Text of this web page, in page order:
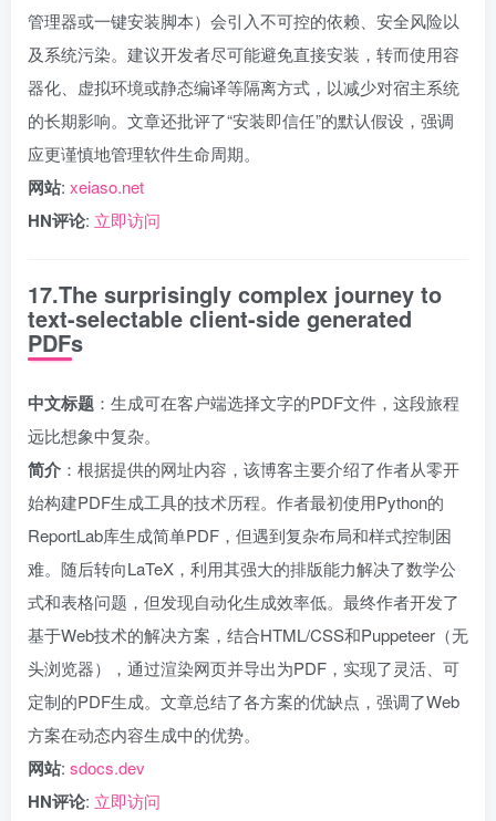
管理器或一键安装脚本）会引入不可控的依赖、安全风险以
及系统污染。建议开发者尽可能避免直接安装，转而使用容
器化、虚拟环境或静态编译等隔离方式，以减少对宿主系统
的长期影响。文章还批评了“安装即信任”的默认假设，强调
应更谨慎地管理软件生命周期。
网站: xeiaso.net
HN评论: 立即访问
17.The surprisingly complex journey to
text-selectable client-side generated
PDFs
中文标题 ：生成可在客户端选择文字的PDF文件，这段旅程
远比想象中复杂。
简介 ：根据提供的网址内容，该博客主要介绍了作者从零开
始构建PDF生成工具的技术历程。作者最初使用Python的
ReportLab库生成简单PDF，但遇到复杂布局和样式控制困
难。随后转向LaTeX，利用其强大的排版能力解决了数学公
式和表格问题，但发现自动化生成效率低。最终作者开发了
基于Web技术的解决方案，结合HTML/CSS和Puppeteer（无
头浏览器），通过渲染网页并导出为PDF，实现了灵活、可
定制的PDF生成。文章总结了各方案的优缺点，强调了Web
方案在动态内容生成中的优势。
网站: sdocs.dev
HN评论: 立即访问